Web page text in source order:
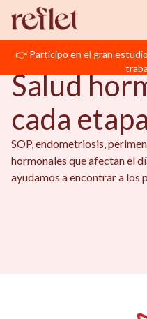
👉 Participo en el gran
Reflet Salud Hormonal
SALUD HORMONAL
Salud
cada
SOP, endometriosis,
hormonales que afectan el
ayudamos a encontrar a los